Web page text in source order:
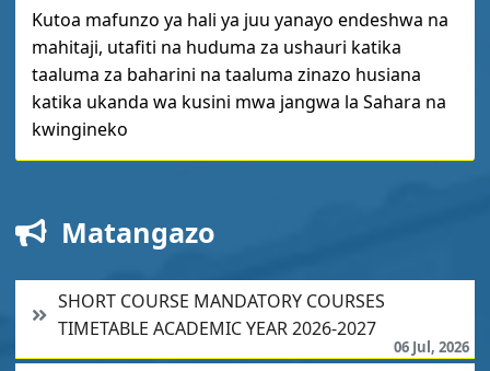
Kutoa mafunzo ya hali ya juu yanayo endeshwa na
mahitaji, utafiti na huduma za ushauri katika
taaluma za baharini na taaluma zinazo husiana
katika ukanda wa kusini mwa jangwa la Sahara na
kwingineko
Matangazo
SHORT COURSE MANDATORY COURSES
TIMETABLE ACADEMIC YEAR 2026-2027
06 Jul, 2026